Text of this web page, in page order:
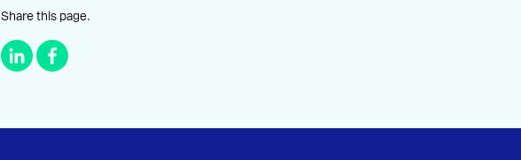
Share this page.